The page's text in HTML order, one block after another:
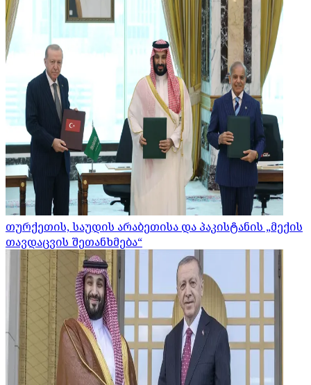
თურქეთის, საუდის არაბეთისა და პაკისტანის „მექის
თავდაცვის შეთანხმება“